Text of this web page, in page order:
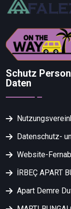
Schutz
Daten
Datenschutz-
Website-
İRBEÇ APART
Apart Demre